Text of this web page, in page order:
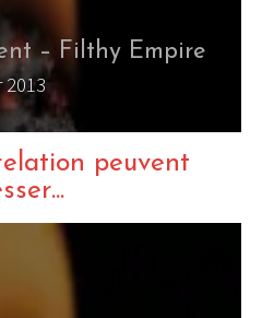
– Filthy Empire
peuvent